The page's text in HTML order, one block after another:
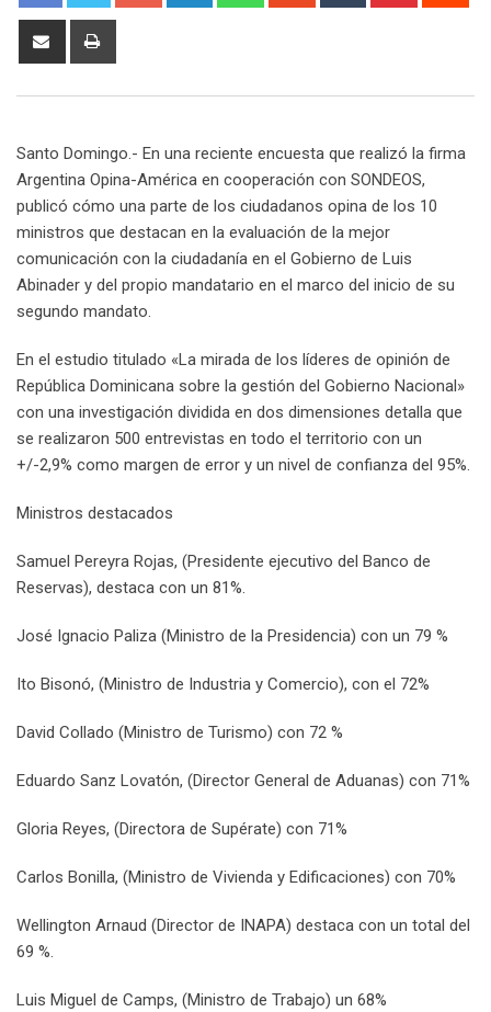
Share
Santo Domingo.- En una reciente encuesta que realizó la firma
Argentina Opina-América en cooperación con SONDEOS,
publicó cómo una parte de los ciudadanos opina de los 10
ministros que destacan en la evaluación de la mejor
comunicación con la ciudadanía en el Gobierno de Luis
Abinader y del propio mandatario en el marco del inicio de su
segundo mandato.
En el estudio titulado «La mirada de los líderes de opinión de
República Dominicana sobre la gestión del Gobierno Nacional»
con una investigación dividida en dos dimensiones detalla que
se realizaron 500 entrevistas en todo el territorio con un
+/-2,9% como margen de error y un nivel de confianza del 95%.
Ministros destacados
Samuel Pereyra Rojas, (Presidente ejecutivo del Banco de
Reservas), destaca con un 81%.
José Ignacio Paliza (Ministro de la Presidencia) con un 79 %
Ito Bisonó, (Ministro de Industria y Comercio), con el 72%
David Collado (Ministro de Turismo) con 72 %
Eduardo Sanz Lovatón, (Director General de Aduanas) con 71%
Gloria Reyes, (Directora de Supérate) con 71%
Carlos Bonilla, (Ministro de Vivienda y Edificaciones) con 70%
Wellington Arnaud (Director de INAPA) destaca con un total del
69 %.
Luis Miguel de Camps, (Ministro de Trabajo) un 68%